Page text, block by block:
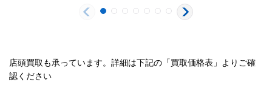
店頭買取も承っています。詳細は下記の「買取価格表」よりご確
認ください